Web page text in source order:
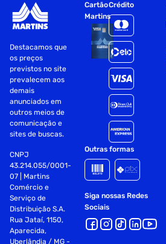
Destacamos que
os preços
previstos no site
prevalecem aos
demais
anunciados em
outros meios de
comunicação e
sites de buscas.
CNPJ
43.214.055/0001-
07 | Martins
Comércio e
Serviço de
Distribuição S.A.
Rua Jataí, 1150,
Aparecida,
Uberlândia / MG -
Cartão
Martins
Crédito
Outras formas
Siga nossas Redes
Sociais